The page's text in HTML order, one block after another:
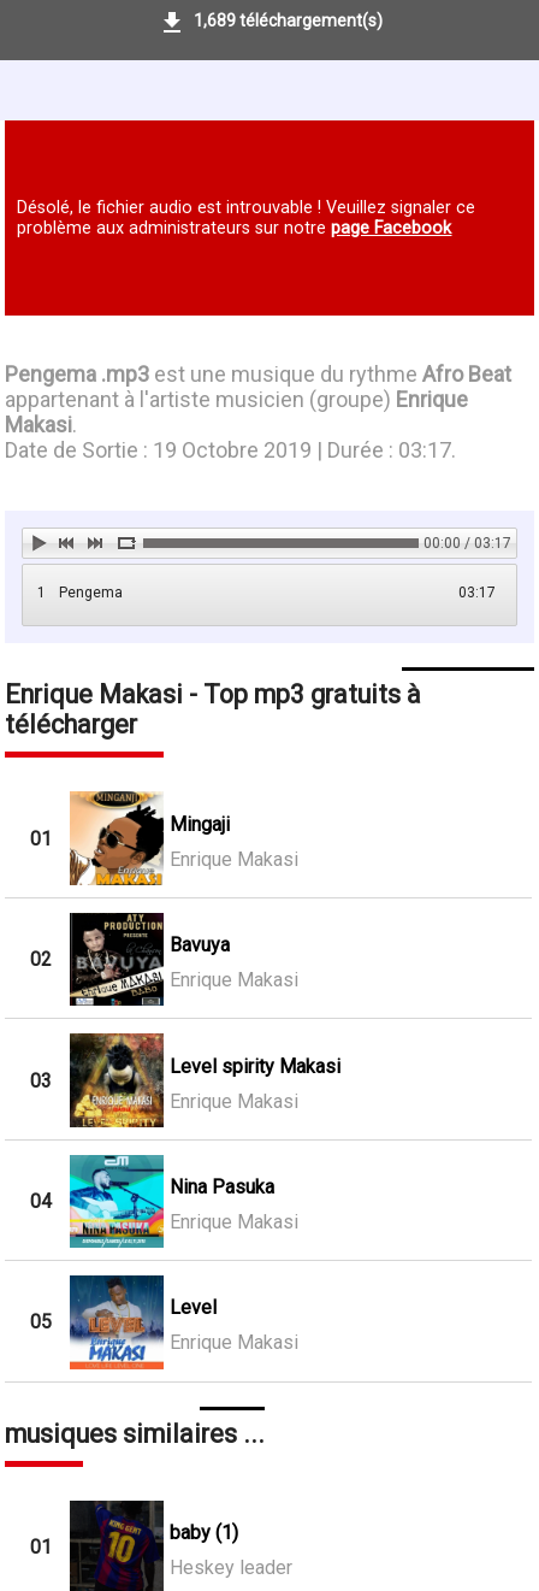
1,689 téléchargement(s)
Désolé, le fichier audio est introuvable ! Veuillez signaler ce
problème aux administrateurs sur notrepage Facebook
Pengema .mp3 est une musique du rythmeAfro Beat
appartenant à l'artiste musicien (groupe) Enrique
Makasi.
Date de Sortie : 19 Octobre 2019 | Durée : 03:17.
00:00 / 03:17
1 03:17
Pengema
Enrique Makasi - Top mp3 gratuits à
télécharger
01
Mingaji
Enrique Makasi
02
Bavuya
Enrique Makasi
03
Level spirity Makasi
Enrique Makasi
04
Nina Pasuka
Enrique Makasi
05
Level
Enrique Makasi
musiques similaires ...
01
baby (1)
Heskey leader